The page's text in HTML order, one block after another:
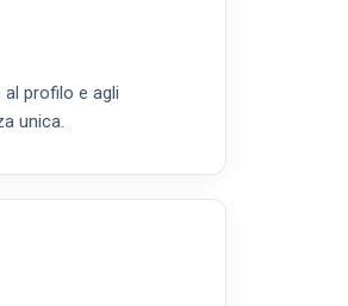
profilo e agli
unica.